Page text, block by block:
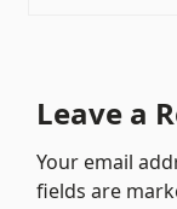
Leave a
Your email
fields are